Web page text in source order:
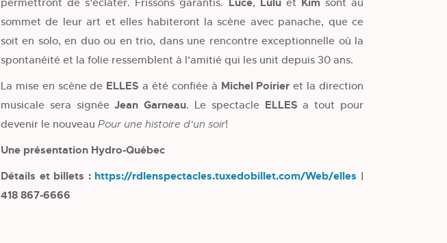
permettront de s’éclater. Frissons garantis. Luce, Lulu et Kim sont au
sommet de leur art et elles habiteront la scène avec panache, que ce
soit en solo, en duo ou en trio, dans une rencontre exceptionnelle où la
spontanéité et la folie ressemblent à l’amitié qui les unit depuis 30 ans.
La mise en scène de ELLESa été confiée à Michel Poirier et la direction
musicale sera signéeJean Garneau. Le spectacle ELLESa tout pour
devenir le nouveau Pour une histoire d'un soir!
Une présentation Hydro-Québec
Détails et billets : https://rdlenspectacles.tuxedobillet.com/Web/elles |
418 867-6666